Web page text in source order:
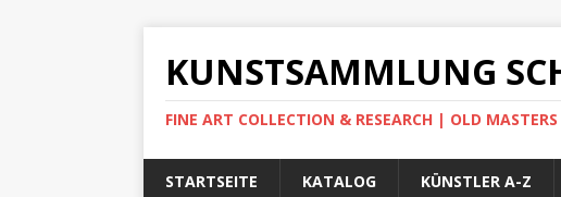
KUNSTSAMMLUNG
FINE ART COLLECTION & RESEARCH | OLD
STARTSEITE KATALOG KÜNSTLER A-Z